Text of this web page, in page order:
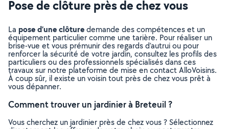
Pose de clôture près de chez vous
La pose d’une clôturedemande des compétences et un
équipement particulier comme une tarière. Pour réaliser un
brise-vue et vous prémunir des regards d’autrui ou pour
renforcer la sécurité de votre jardin, consultez les profils des
particuliers ou des professionnels spécialisés dans ces
travaux sur notre plateforme de mise en contact AlloVoisins.
À coup sûr, il existe un voisin tout près de chez vous prêt à
vous dépanner.
Comment trouver un jardinier à Breteuil ?
Vous cherchez un jardinier près de chez vous ? Sélectionnez